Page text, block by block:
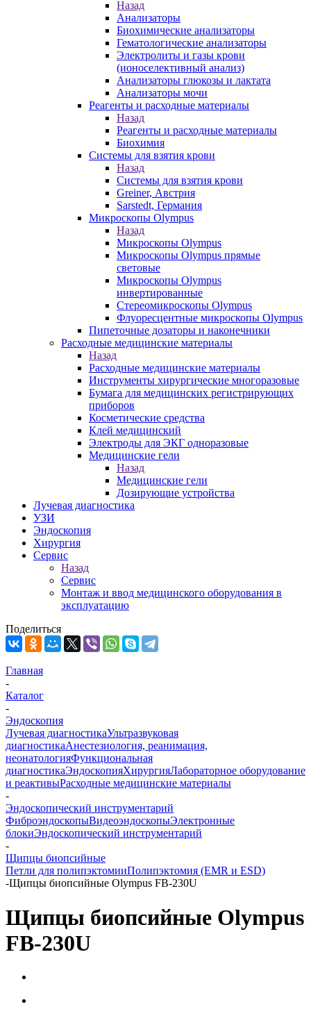
Назад
Анализаторы
Биохимические анализаторы
Гематологические анализаторы
Электролиты и газы крови
(ионоселективный анализ)
Анализаторы глюкозы и лактата
Анализаторы мочи
Реагенты и расходные материалы
Назад
Реагенты и расходные материалы
Биохимия
Системы для взятия крови
Назад
Системы для взятия крови
Greiner, Австрия
Sarstedt, Германия
Микроскопы Olympus
Назад
Микроскопы Olympus
Микроскопы Olympus прямые
световые
Микроскопы Olympus
инвертированные
Стереомикроскопы Olympus
Флуоресцентные микроскопы Olympus
Пипеточные дозаторы и наконечники
Расходные медицинские материалы
Назад
Расходные медицинские материалы
Инструменты хирургические многоразовые
Бумага для медицинских регистрирующих
приборов
Косметические средства
Клей медицинский
Электроды для ЭКГ одноразовые
Медицинские гели
Назад
Медицинские гели
Дозирующие устройства
Лучевая диагностика
УЗИ
Эндоскопия
Хирургия
Сервис
Назад
Сервис
Монтаж и ввод медицинского оборудования в
эксплуатацию
Поделиться
Главная
-
Каталог
-
Эндоскопия
Лучевая диагностикаУльтразвуковая
диагностикаАнестезиология, реанимация,
неонатологияФункциональная
диагностикаЭндоскопияХирургияЛабораторное оборудование
и реактивыРасходные медицинские материалы
-
Эндоскопический инструментарий
ФиброэндоскопыВидеоэндоскопыЭлектронные
блокиЭндоскопический инструментарий
-
Щипцы биопсийные
Петли для полипэктомииПолипэктомия (EMR и ESD)
-Щипцы биопсийные Olympus FB-230U
Щипцы биопсийные Olympus
FB-230U